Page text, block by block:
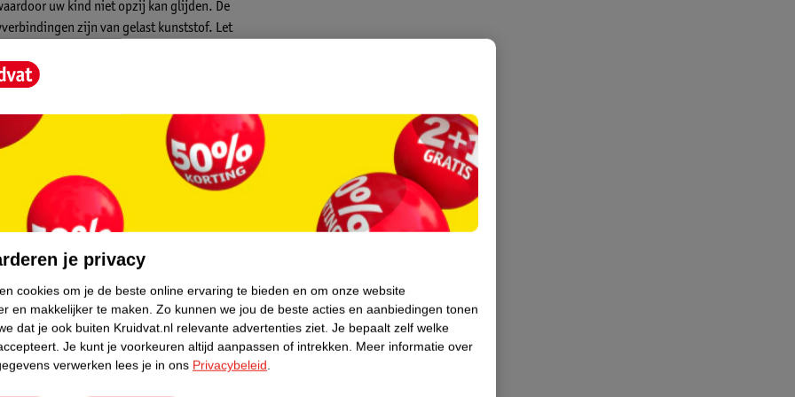
uw kind niet opzij kan glijden. De
zijn van gelast kunststof. Let
voorzien van een nylon lagering. In
metaal is het gebruik van een metalen
je privacy
cookies om je de beste online ervaring te bieden en om onze website
en makkelijker te maken. Zo kunnen we jou de beste acties en aanbiedingen tonen
dat je ook buiten Kruidvat.nl relevante advertenties ziet. Je bepaalt zelf welke
Je kunt je voorkeuren altijd aanpassen of intrekken. Meer informatie over
verwerken lees je in ons Privacybeleid.